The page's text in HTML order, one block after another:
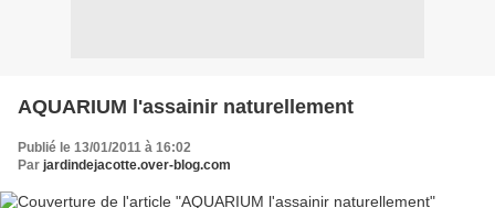
AQUARIUM l'assainir naturellement
Publié le 13/01/2011 à 16:02
Par jardindejacotte.over-blog.com